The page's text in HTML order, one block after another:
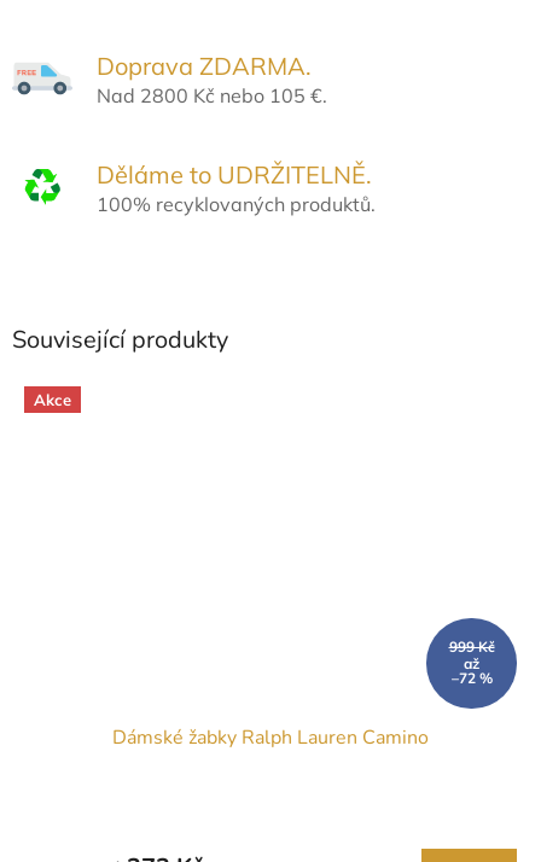
Doprava ZDARMA.
Nad 2800 Kč nebo 105 €.
Děláme to UDRŽITELNĚ.
100% recyklovaných produktů.
Související produkty
Akce
999 Kč
až
–72 %
Dámské žabky Ralph Lauren Camino